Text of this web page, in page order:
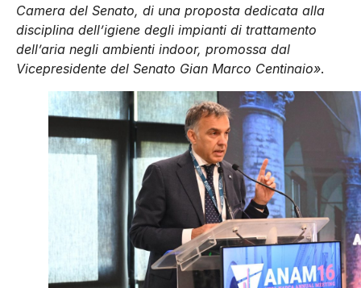
Camera del Senato, di una proposta dedicata alla
disciplina dell’igiene degli impianti di trattamento
dell’aria negli ambienti indoor, promossa dal
Vicepresidente del Senato Gian Marco Centinaio».